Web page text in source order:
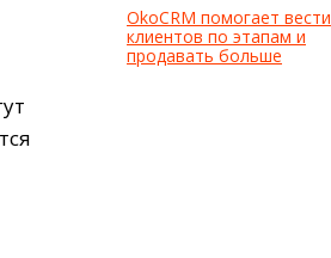
OkoCRM помогает вести
клиентов по этапам и
продавать больше